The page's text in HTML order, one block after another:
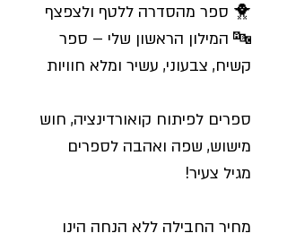
🐥 ספר מהסדרה ללטף ולצפצף
🔤 המילון הראשון שלי – ספר
קשיח, צבעוני, עשיר ומלא חוויות
ספרים לפיתוח קואורדינציה, חוש
מישוש, שפה ואהבה לספרים
מגיל צעיר!
מחיר החבילה ללא הנחה הינו